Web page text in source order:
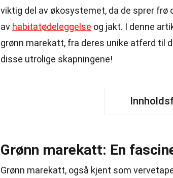
viktig del av økosystemet, da de sprer frø
av habitatødeleggelse og jakt. I denne
grønn marekatt, fra deres unike atferd til
disse utrolige skapningene!
Grønn marekatt: En
Grønn marekatt, også kjent som